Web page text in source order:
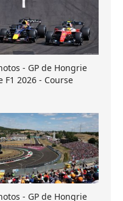
- GP de Hongrie
F1 2026 - Course
- GP de Hongrie